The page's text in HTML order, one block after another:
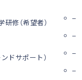
修（希望者）
ドサポート）